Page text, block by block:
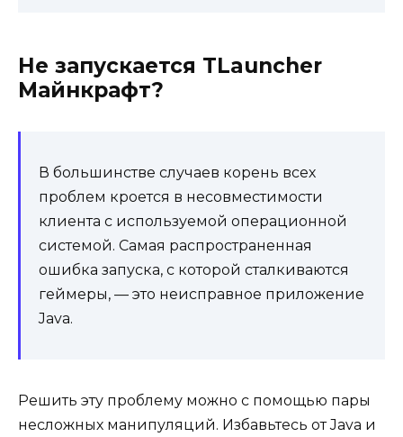
Не запускается TLauncher
Майнкрафт?
В большинстве случаев корень всех
проблем кроется в несовместимости
клиента с используемой операционной
системой. Самая распространенная
ошибка запуска, с которой сталкиваются
геймеры, — это неисправное приложение
Java.
Решить эту проблему можно с помощью пары
несложных манипуляций. Избавьтесь от Java и